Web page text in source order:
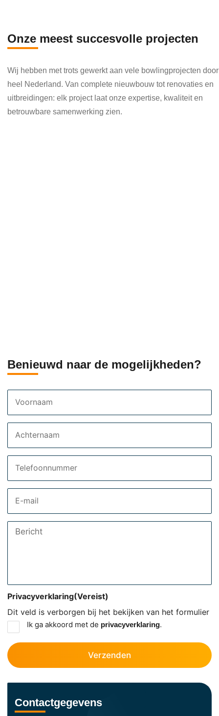
kund
Onze meest succesvolle projecten
Wij hebben met trots gewerkt aan vele bowlingprojecten door
heel Nederland. Van complete nieuwbouw tot renovaties en
uitbreidingen: elk project laat onze expertise, kwaliteit en
betrouwbare samenwerking zien.
Benieuwd naar de mogelijkheden?
Bericht
Dit veld is verborgen bij het bekijken van het formulier
Privacyverklaring(Vereist)
Ik ga akkoord met de privacyverklaring.
Contactgegevens